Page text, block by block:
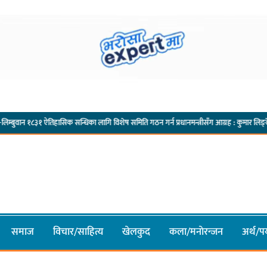
ऐतिहासिक सन्धिका लागि विशेष समिति गठन गर्न प्रधानमन्त्रीसँग आग्रह : कुमार लिङ्देन ·
समाज विचार/साहित्य खेलकुद कला/मनाेरन्जन अर्थ/